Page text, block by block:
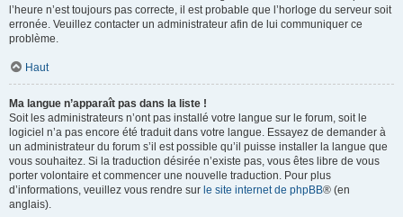
l’heure n’est toujours pas correcte, il est probable que l’horloge du serveur soit
erronée. Veuillez contacter un administrateur afin de lui communiquer ce
problème.
Haut
Ma langue n’apparaît pas dans la liste !
Soit les administrateurs n’ont pas installé votre langue sur le forum, soit le
logiciel n’a pas encore été traduit dans votre langue. Essayez de demander à
un administrateur du forum s’il est possible qu’il puisse installer la langue que
vous souhaitez. Si la traduction désirée n’existe pas, vous êtes libre de vous
porter volontaire et commencer une nouvelle traduction. Pour plus
d’informations, veuillez vous rendre sur le site internet de phpBB® (en
anglais).